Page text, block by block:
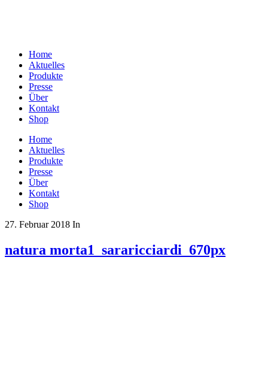
Home
Aktuelles
Produkte
Presse
Über
Kontakt
Shop
Home
Aktuelles
Produkte
Presse
Über
Kontakt
Shop
27. Februar 2018 In
natura morta1_sararicciardi_670px